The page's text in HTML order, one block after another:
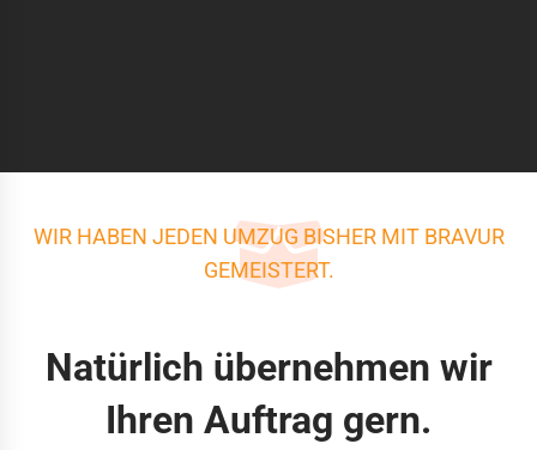
WIR HABEN JEDEN UMZUG BISHER MIT BRAVUR
GEMEISTERT.
Natürlich übernehmen wir
Ihren Auftrag gern.